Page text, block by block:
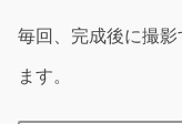
毎回、完成後に撮
ます。